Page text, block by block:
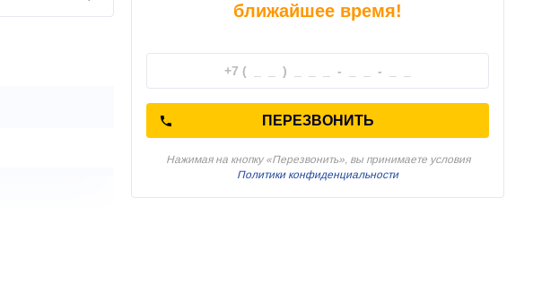
ближайшее время!
ПЕРЕЗВОНИТЬ
Нажимая на кнопку «Перезвонить», вы принимаете условия
Политики конфиденциальности